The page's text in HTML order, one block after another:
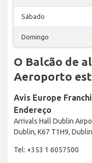
Sábado
Domingo
O Balcão de
Aeroporto
Avis Europe
Endereço
Arrivals Hall Dublin
Dublin, K67 T1H9,
Tel: +353 1 6057500